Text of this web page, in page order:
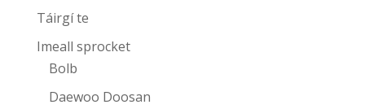
Táirgí te
Imeall sprocket
Bolb
Daewoo Doosan